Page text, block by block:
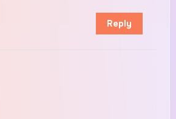
Reply